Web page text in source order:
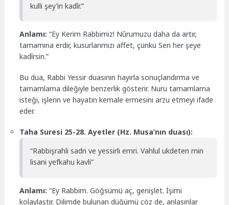
kulli şey’in kadîr.”
Anlamı: “Ey Kerim Rabbimiz! Nûrumuzu daha da artır,
tamamına erdir, kusurlarımızı affet, çünkü Sen her şeye
kadîrsin.”
Bu dua, Rabbi Yessir duasının hayırla sonuçlandırma ve
tamamlama dileğiyle benzerlik gösterir. Nuru tamamlama
isteği, işlerin ve hayatın kemale ermesini arzu etmeyi ifade
eder.
Taha Suresi 25-28. Ayetler (Hz. Musa’nın duası):
“Rabbişrahli sadri ve yessirli emri. Vahlul ukdeten min
lisani yefkahu kavli”
Anlamı: “Ey Rabbim. Göğsümü aç, genişlet. İşimi
kolaylaştır. Dilimde bulunan düğümü çöz de, anlasınlar